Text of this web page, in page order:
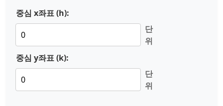
중심 x좌표 (h):
단
위
중심 y좌표 (k):
단
위